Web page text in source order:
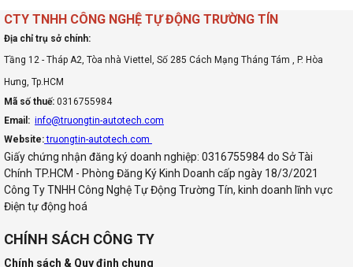
CTY TNHH CÔNG NGHỆ TỰ ĐỘNG TRƯỜNG TÍN
Địa chỉ trụ sở chính:
Tầng 12 - Tháp A2, Tòa nhà Viettel, Số 285 Cách Mạng Tháng Tám , P. Hòa
Hưng, Tp.HCM
Mã số thuế: 0316755984
Email: info@truongtin-autotech.com
Website:truongtin-autotech.com
Giấy chứng nhận đăng ký doanh nghiệp: 0316755984 do Sở Tài
Chính TP.HCM - Phòng Đăng Ký Kinh Doanh cấp ngày 18/3/2021
Công Ty TNHH Công Nghệ Tự Động Trường Tín, kinh doanh lĩnh vực
Điện tự động hoá
CHÍNH SÁCH CÔNG TY
Chính sách & Quy định chung